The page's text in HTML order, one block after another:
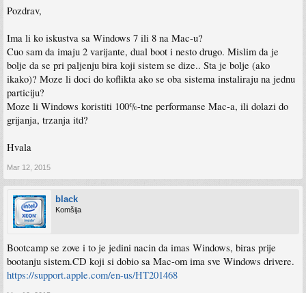
Pozdrav,
Ima li ko iskustva sa Windows 7 ili 8 na Mac-u?
Cuo sam da imaju 2 varijante, dual boot i nesto drugo. Mislim da je
bolje da se pri paljenju bira koji sistem se dize.. Sta je bolje (ako
ikako)? Moze li doci do koflikta ako se oba sistema instaliraju na jednu
particiju?
Moze li Windows koristiti 100%-tne performanse Mac-a, ili dolazi do
grijanja, trzanja itd?
Hvala
Mar 12, 2015
black
Komšija
Bootcamp se zove i to je jedini nacin da imas Windows, biras prije
bootanju sistem.CD koji si dobio sa Mac-om ima sve Windows drivere.
https://support.apple.com/en-us/HT201468